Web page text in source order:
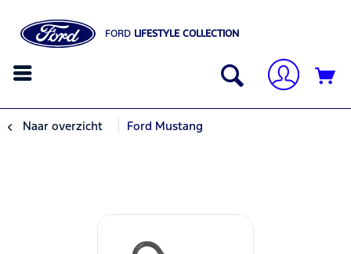
FORD LIFESTYLE COLLECTION
Naar overzicht Ford Mustang